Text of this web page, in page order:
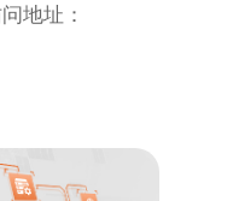
地址：